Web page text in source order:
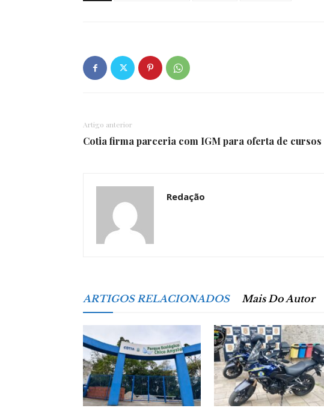
Artigo anterior
Cotia firma parceria com IGM para oferta de cursos
Redação
ARTIGOS RELACIONADOS Mais Do Autor